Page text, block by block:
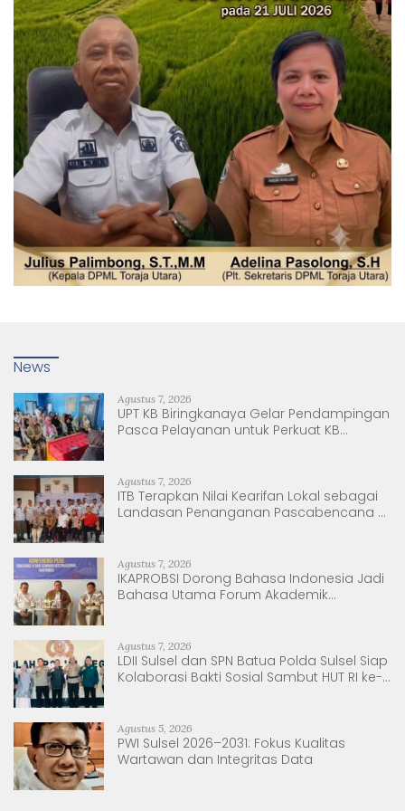
News
Agustus 7, 2026
UPT KB Biringkanaya Gelar Pendampingan
Pasca Pelayanan untuk Perkuat KB
Agustus 7, 2026
ITB Terapkan Nilai Kearifan Lokal sebagai
Landasan Penanganan Pascabencana di
Agustus 7, 2026
IKAPROBSI Dorong Bahasa Indonesia Jadi
Bahasa Utama Forum Akademik
Agustus 7, 2026
LDII Sulsel dan SPN Batua Polda Sulsel Siap
Kolaborasi Bakti Sosial Sambut HUT RI ke-
Agustus 5, 2026
PWI Sulsel 2026–2031: Fokus Kualitas
Wartawan dan Integritas Data